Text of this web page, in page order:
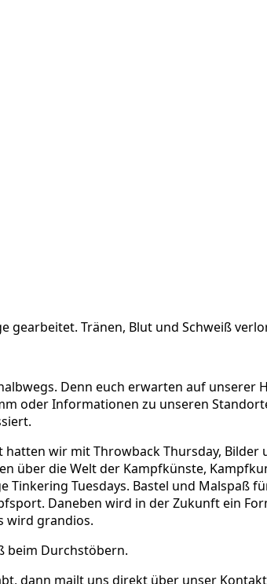
gearbeitet. Tränen, Blut und Schweiß
Denn euch erwarten auf
oder Informationen zu unseren
wir mit Throwback Thursday, Bilder
über die Welt der Kampfkünste,
Tinkering Tuesdays. Bastel und Malspaß
Daneben wird in der Zukunft ein
wird grandios.
beim Durchstöbern.
dann mailt uns direkt über unser